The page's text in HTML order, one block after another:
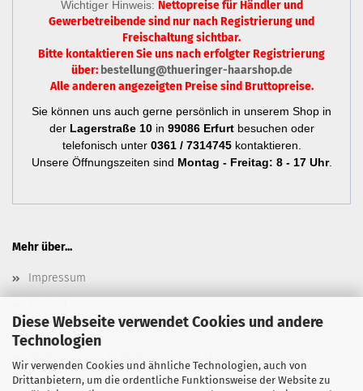
Diese Webseite verwendet Cookies und andere
Technologien
Wir verwenden Cookies und ähnliche Technologien, auch von
Drittanbietern, um die ordentliche Funktionsweise der Website zu
Wichtiger Hinweis: Nettopreise für Händler und
Gewerbetreibende sind nurnach Registrierungund
Freischaltung sichtbar.
Bitte kontaktieren Sie uns nach erfolgter Registrierung
über: bestellung@thueringer-haarshop.de
Alle anderen angezeigten Preise sind Bruttopreise.
Sie können uns auch gerne persönlich in unserem Shop in
der Lagerstraße 10in 99086 Erfurtbesuchen oder
telefonisch unter 0361 / 7314745kontaktieren.
Unsere Öffnungszeiten sind Montag - Freitag: 8 - 17 Uhr.
Mehr über...
Impressum
Versand- & Zahlungsbedingungen
Newsletter